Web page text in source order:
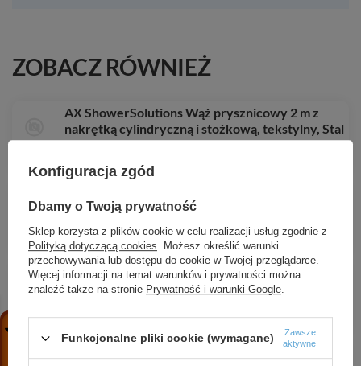
ZOBACZ RÓWNIEŻ
AX ShowerSolutions Wąż prysznicowy 2 m z
nakrętką cylindryczną i stożkową, tekstylny, Stal
Szlachetna Optyczna
340,10 zł / szt.
liniowego 900, montaż przyścienny, Biały
Matowy
3 518,91 zł / szt.
AX Uno Jednouchwytowa bateria umywalkowa z
wylewką 225 mm i płytką, ścienna, podtynkowa,
HG Pulsify S Głowica prysznicowa 260 2jet z
Konfiguracja zgód
Dbamy o Twoją prywatność
Sklep korzysta z plików cookie w celu realizacji usług zgodnie z
Polityką dotyczącą cookies. Możesz określić warunki
przechowywania lub dostępu do cookie w Twojej przeglądarce.
Więcej informacji na temat warunków i prywatności można
znaleźć także na stronie Prywatność i warunki Google.
Funkcjonalne pliki cookie (wymagane)
Zawsze
aktywne